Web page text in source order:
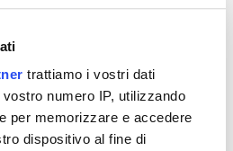
trattiamo i vostri dati
numero IP, utilizzando
per memorizzare e accedere
dispositivo al fine di
che potrebbero
-42%